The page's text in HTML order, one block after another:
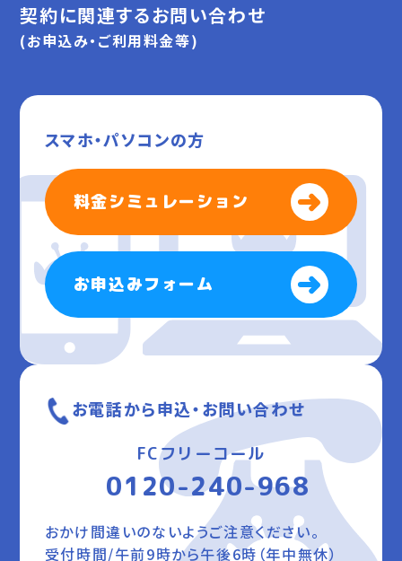
契約に関連するお問い合わせ
(お申込み・ご利用料金等)
スマホ・パソコンの方
料金シミュレーション
お申込みフォーム
お電話から申込・お問い合わせ
FCフリーコール
0120-240-968
おかけ間違いのないようご注意ください。
受付時間/午前9時から午後6時（年中無休）